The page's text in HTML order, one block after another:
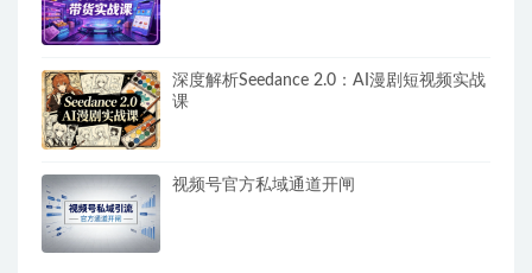
深度解析Seedance 2.0：AI漫剧短视频实战
课
视频号官方私域通道开闸